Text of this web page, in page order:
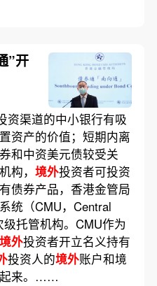
”开
资渠道的中小银行有吸
资产的价值；短期内离
和中资美元债较受关
， 境外投资者可投资
债券产品，香港金管局
统（CMU，Central
托管机构。CMU作为
境外投资者开立名义持有
投资人的境外账户和境
起来。……